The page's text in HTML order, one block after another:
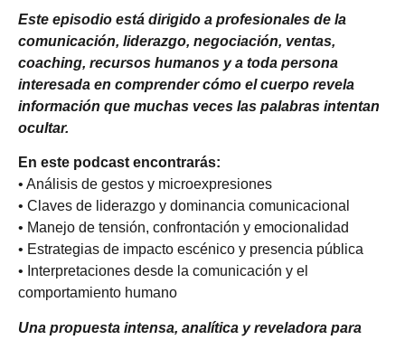
Este episodio está dirigido a profesionales de la
comunicación, liderazgo, negociación, ventas,
coaching, recursos humanos y a toda persona
interesada en comprender cómo el cuerpo revela
información que muchas veces las palabras intentan
ocultar.
En este podcast encontrarás:
• Análisis de gestos y microexpresiones
• Claves de liderazgo y dominancia comunicacional
• Manejo de tensión, confrontación y emocionalidad
• Estrategias de impacto escénico y presencia pública
• Interpretaciones desde la comunicación y el
comportamiento humano
Una propuesta intensa, analítica y reveladora para